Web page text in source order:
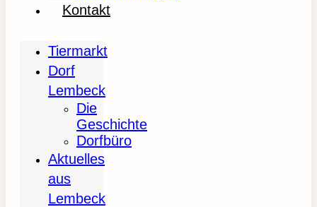
Kontakt
Tiermarkt
Dorf
Lembeck
Die
Geschichte
Dorfbüro
Aktuelles
aus
Lembeck